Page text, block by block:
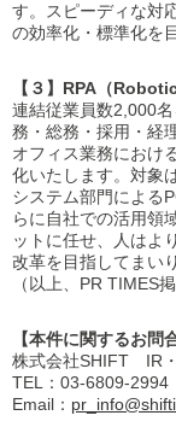
す。スピーディな対
の効率化・標準化を
【３】RPA（
連結従業員数2,000
務・総務・採用・経
オフィス業務におけ
化いたします。対象
システム部門による
らに自社での活用領
ットに任せ、人はよ
改革を目指してまい
（以上、PR TIMES
【本件に関するお問
株式会社SHIFT IR
TEL：03-6809-2994
Email：